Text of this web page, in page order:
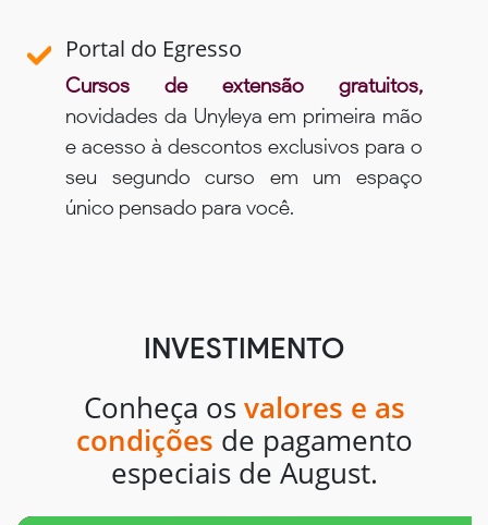
Portal do Egresso
Cursos de extensão gratuitos,
novidades da Unyleya em primeira mão
e acesso à descontos exclusivos para o
seu segundo curso em um espaço
único pensado para você.
INVESTIMENTO
Conheça os valores e as
condições de pagamento
especiais de August.